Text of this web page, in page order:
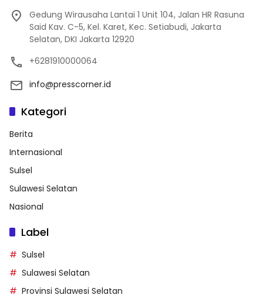
Gedung Wirausaha Lantai 1 Unit 104, Jalan HR Rasuna
Said Kav. C-5, Kel. Karet, Kec. Setiabudi, Jakarta
Selatan, DKI Jakarta 12920
+6281910000064
info@presscorner.id
Kategori
Berita
Internasional
Sulsel
Sulawesi Selatan
Nasional
Label
Sulsel
Sulawesi Selatan
Provinsi Sulawesi Selatan